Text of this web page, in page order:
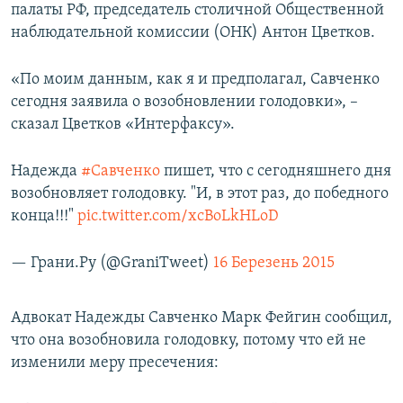
палаты РФ, председатель столичной Общественной
наблюдательной комиссии (ОНК) Антон Цветков.
«По моим данным, как я и предполагал, Савченко
сегодня заявила о возобновлении голодовки», –
сказал Цветков «Интерфаксу».
Надежда #Савченко пишет, что с сегодняшнего дня
возобновляет голодовку. "И, в этот раз, до победного
конца!!!" pic.twitter.com/xcBoLkHLoD
— Грани.Ру (@GraniTweet) 16 Березень 2015
Адвокат Надежды Савченко Марк Фейгин сообщил,
что она возобновила голодовку, потому что ей не
изменили меру пресечения: